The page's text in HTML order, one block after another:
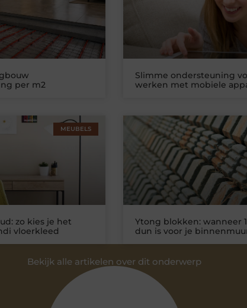
per m2
Slimme ondersteuning
werken met mobiele
MEUBELS
zo kies je het
vloerkleed
Ytong blokken: wanneer
dun is voor je
Bekijk alle artikelen over dit onderwerp